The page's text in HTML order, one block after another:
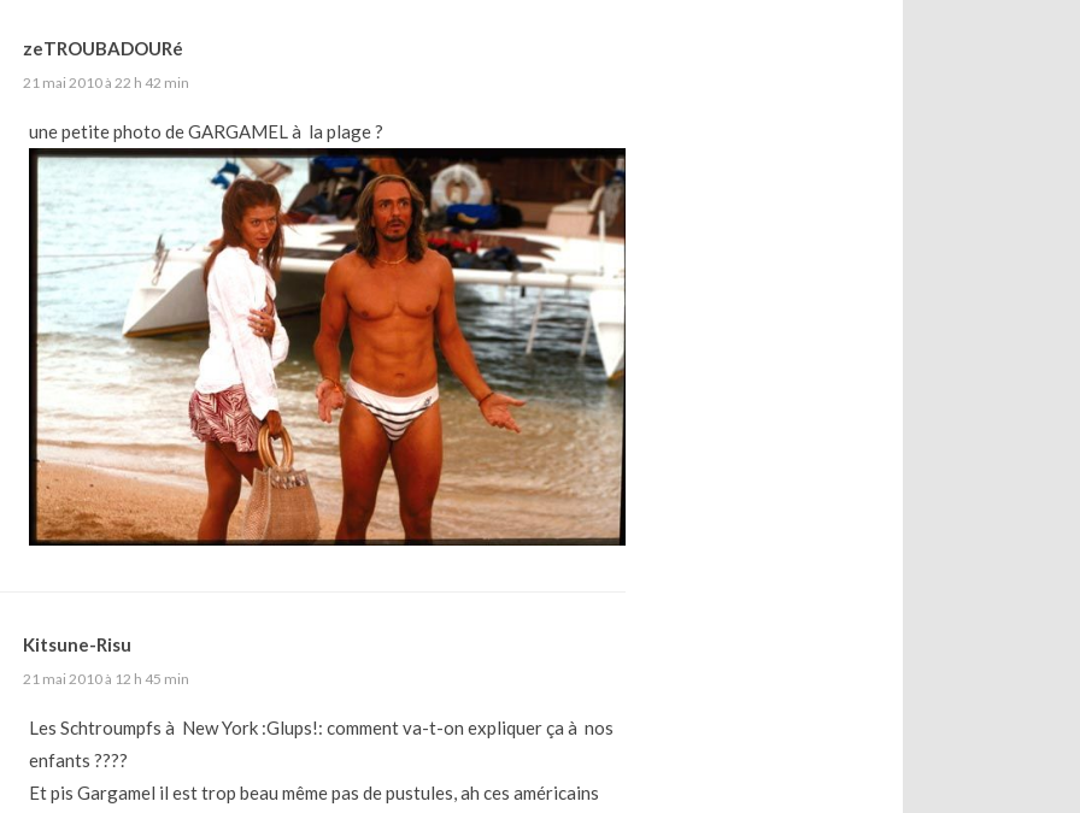
zeTROUBADOURé
21 mai 2010 à 22 h 42 min
une petite photo de GARGAMEL à la plage ?
Kitsune-Risu
21 mai 2010 à 12 h 45 min
Les Schtroumpfs à New York :Glups!: comment va-t-on expliquer ça à nos
enfants ????
Et pis Gargamel il est trop beau même pas de pustules, ah ces américains